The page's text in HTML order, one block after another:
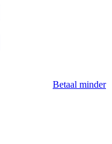
Betaal minder